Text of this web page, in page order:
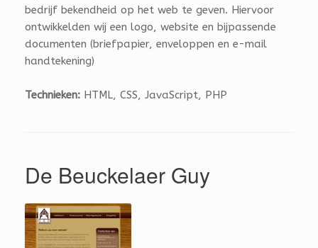
bedrijf bekendheid op het web te geven. Hiervoor
ontwikkelden wij een logo, website en bijpassende
documenten (briefpapier, enveloppen en e-mail
handtekening)
Technieken: HTML, CSS, JavaScript, PHP
De Beuckelaer Guy